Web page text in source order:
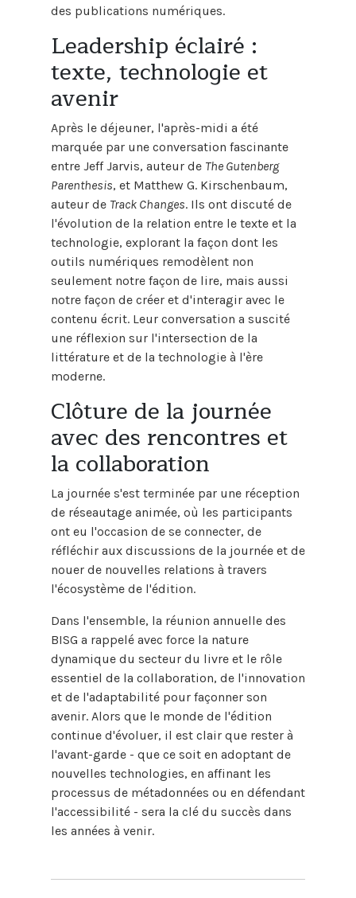
des publications numériques.
Leadership éclairé :
texte, technologie et
avenir
Après le déjeuner, l'après-midi a été
marquée par une conversation fascinante
entre Jeff Jarvis, auteur de The Gutenberg
Parenthesis, et Matthew G. Kirschenbaum,
auteur de Track Changes. Ils ont discuté de
l'évolution de la relation entre le texte et la
technologie, explorant la façon dont les
outils numériques remodèlent non
seulement notre façon de lire, mais aussi
notre façon de créer et d'interagir avec le
contenu écrit. Leur conversation a suscité
une réflexion sur l'intersection de la
littérature et de la technologie à l'ère
moderne.
Clôture de la journée
avec des rencontres et
la collaboration
La journée s'est terminée par une réception
de réseautage animée, où les participants
ont eu l'occasion de se connecter, de
réfléchir aux discussions de la journée et de
nouer de nouvelles relations à travers
l'écosystème de l'édition.
Dans l'ensemble, la réunion annuelle des
BISG a rappelé avec force la nature
dynamique du secteur du livre et le rôle
essentiel de la collaboration, de l'innovation
et de l'adaptabilité pour façonner son
avenir. Alors que le monde de l'édition
continue d'évoluer, il est clair que rester à
l'avant-garde - que ce soit en adoptant de
nouvelles technologies, en affinant les
processus de métadonnées ou en défendant
l'accessibilité - sera la clé du succès dans
les années à venir.